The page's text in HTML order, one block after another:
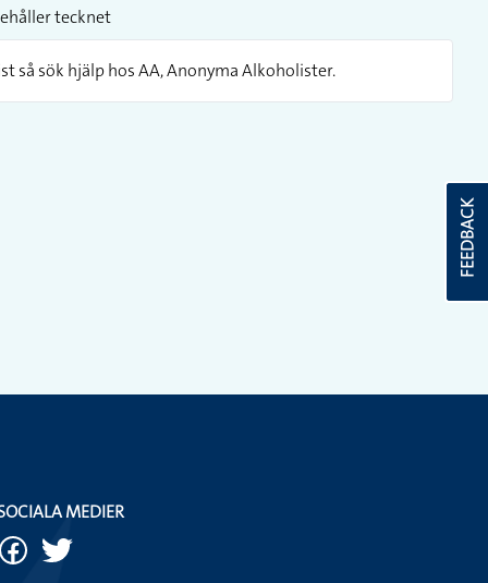
tecknet
så sök hjälp hos AA, Anonyma Alkoholister.
FEEDBACK
MEDIER